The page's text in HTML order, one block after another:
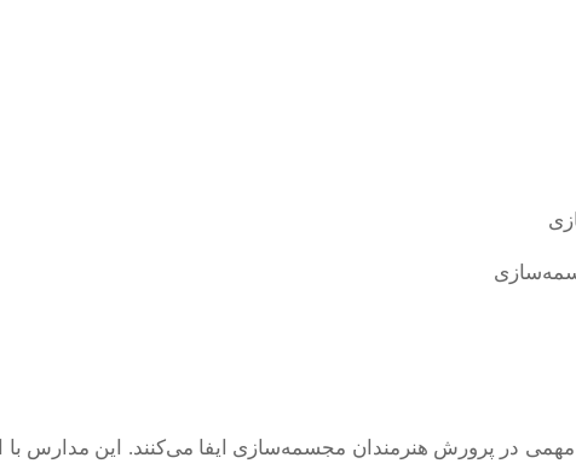
در پرورش هنرمندان مجسمه‌سازی ایفا می‌کنند. این مدارس با